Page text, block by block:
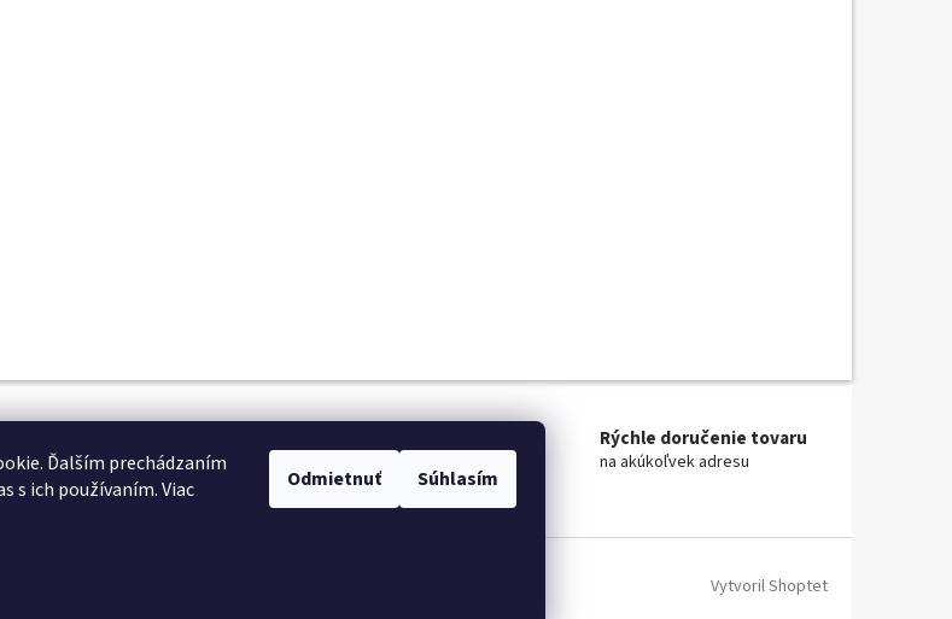
Ďalším prechádzaním
s ich používaním. Viac
Odmietnuť Súhlasím
nad 100 € po celom Slovensku
Rýchle doručenie tovaru
na akúkoľvek adresu
Vytvoril Shoptet